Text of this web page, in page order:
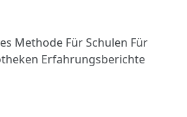
Methode Für Schulen Für
Erfahrungsberichte